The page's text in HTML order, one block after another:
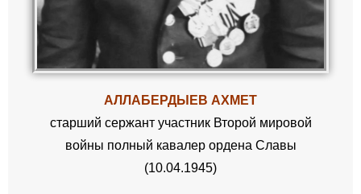
АЛЛАБЕРДЫЕВ АХМЕТ
старший сержант участник Второй мировой
войны полный кавалер ордена Славы
(10.04.1945)